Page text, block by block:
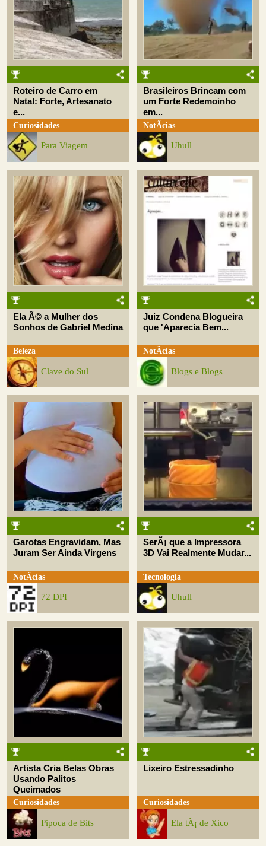
Roteiro de Carro em
Natal: Forte, Artesanato
e...
Curiosidades
Para Viagem
Brasileiros Brincam com
um Forte Redemoinho
em...
NotÃ­cias
Uhull
Ela Ã© a Mulher dos
Sonhos de Gabriel Medina
Beleza
Clave do Sul
Juiz Condena Blogueira
que 'Aparecia Bem...
NotÃ­cias
Blogs e Blogs
Garotas Engravidam, Mas
Juram Ser Ainda Virgens
NotÃ­cias
72 DPI
SerÃ¡ que a Impressora
3D Vai Realmente Mudar...
Tecnologia
Uhull
Artista Cria Belas Obras
Usando Palitos
Queimados
Curiosidades
Pipoca de Bits
Lixeiro Estressadinho
Curiosidades
Ela tÃ¡ de Xico